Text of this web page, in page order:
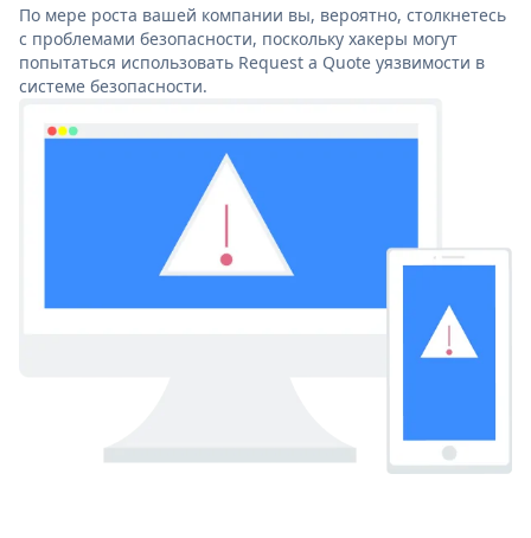
По мере роста вашей компании вы, вероятно, столкнетесь
с проблемами безопасности, поскольку хакеры могут
попытаться использовать Request a Quote уязвимости в
системе безопасности.